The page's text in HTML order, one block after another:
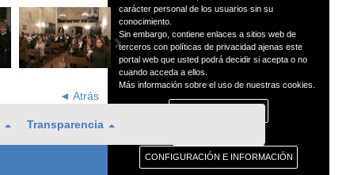
◄ Atrás
Transparencia
carácter personal de los usuarios sin su
conocimiento.
Sin embargo, contiene enlaces a sitios web de
terceros con políticas de privacidad ajenas este
portal web que usted podrá decidir si acepta o no
cuando acceda a ellos.
Más información sobre el uso de nuestras cookies.
CONFIGURACIÓN E INFORMACIÓN